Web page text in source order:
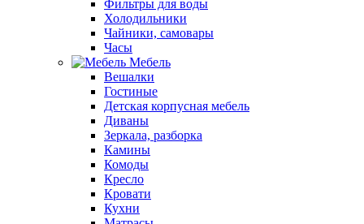
Фильтры для воды
Холодильники
Чайники, самовары
Часы
Мебель
Вешалки
Гостиные
Детская корпусная мебель
Диваны
Зеркала, разборка
Камины
Комоды
Кресло
Кровати
Кухни